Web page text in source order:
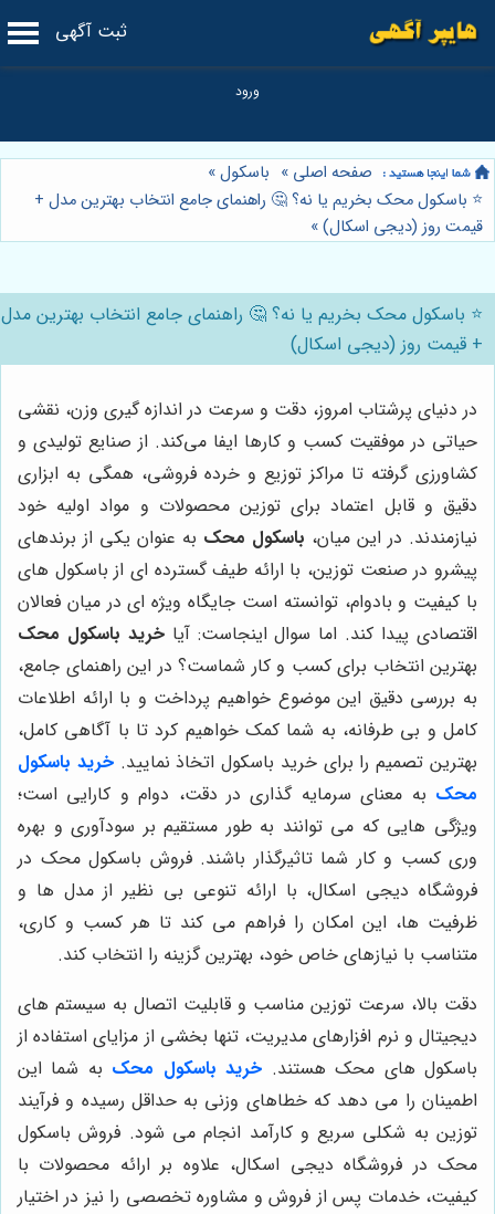
ثبت آگهی
صفحه اصلی » باسکول»
⭐️ باسکول محک بخریم یا نه؟ 🤔 راهنمای جامع انتخاب بهترین مدل +
قیمت روز (دیجی اسکال)»
⭐️ باسکول محک بخریم یا نه؟ 🤔 راهنمای جامع انتخاب بهترین مدل
+ قیمت روز (دیجی اسکال)
در دنیای پرشتاب امروز، دقت و سرعت در اندازه گیری وزن، نقشی
حیاتی در موفقیت کسب و کارها ایفا می‌کند. از صنایع تولیدی و
کشاورزی گرفته تا مراکز توزیع و خرده فروشی، همگی به ابزاری
دقیق و قابل اعتماد برای توزین محصولات و مواد اولیه خود
نیازمندند. در این میان، باسکول محک به عنوان یکی از برندهای
پیشرو در صنعت توزین، با ارائه طیف گسترده ای از باسکول های
با کیفیت و بادوام، توانسته است جایگاه ویژه ای در میان فعالان
اقتصادی پیدا کند. اما سوال اینجاست: آیاخرید باسکول محک
بهترین انتخاب برای کسب و کار شماست؟ در این راهنمای جامع،
به بررسی دقیق این موضوع خواهیم پرداخت و با ارائه اطلاعات
کامل و بی طرفانه، به شما کمک خواهیم کرد تا با آگاهی کامل،
بهترین تصمیم را برای خرید باسکول اتخاذ نمایید.خرید باسکول
محک به معنای سرمایه گذاری در دقت، دوام و کارایی است؛
ویژگی هایی که می توانند به طور مستقیم بر سودآوری و بهره
وری کسب و کار شما تاثیرگذار باشند. فروش باسکول محک در
فروشگاه دیجی اسکال، با ارائه تنوعی بی نظیر از مدل ها و
ظرفیت ها، این امکان را فراهم می کند تا هر کسب و کاری،
متناسب با نیازهای خاص خود، بهترین گزینه را انتخاب کند.
دقت بالا، سرعت توزین مناسب و قابلیت اتصال به سیستم های
دیجیتال و نرم افزارهای مدیریت، تنها بخشی از مزایای استفاده از
باسکول های محک هستند. خرید باسکول محک به شما این
اطمینان را می دهد که خطاهای وزنی به حداقل رسیده و فرآیند
توزین به شکلی سریع و کارآمد انجام می شود. فروش باسکول
محک در فروشگاه دیجی اسکال، علاوه بر ارائه محصولات با
کیفیت، خدمات پس از فروش و مشاوره تخصصی را نیز در اختیار